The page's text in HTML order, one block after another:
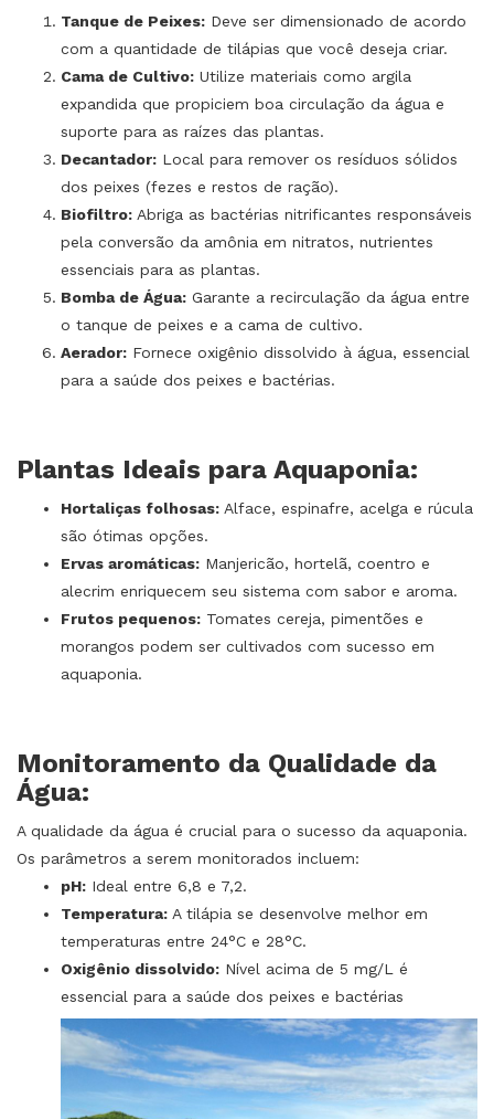
Tanque de Peixes: Deve ser dimensionado de acordo
com a quantidade de tilápias que você deseja criar.
Cama de Cultivo: Utilize materiais como argila
expandida que propiciem boa circulação da água e
suporte para as raízes das plantas.
Decantador: Local para remover os resíduos sólidos
dos peixes (fezes e restos de ração).
Biofiltro: Abriga as bactérias nitrificantes responsáveis
pela conversão da amônia em nitratos, nutrientes
essenciais para as plantas.
Bomba de Água: Garante a recirculação da água entre
o tanque de peixes e a cama de cultivo.
Aerador: Fornece oxigênio dissolvido à água, essencial
para a saúde dos peixes e bactérias.
Plantas Ideais para Aquaponia:
Hortaliças folhosas: Alface, espinafre, acelga e rúcula
são ótimas opções.
Ervas aromáticas: Manjericão, hortelã, coentro e
alecrim enriquecem seu sistema com sabor e aroma.
Frutos pequenos: Tomates cereja, pimentões e
morangos podem ser cultivados com sucesso em
aquaponia.
Monitoramento da Qualidade da
Água:
A qualidade da água é crucial para o sucesso da aquaponia.
Os parâmetros a serem monitorados incluem:
pH: Ideal entre 6,8 e 7,2.
Temperatura: A tilápia se desenvolve melhor em
temperaturas entre 24°C e 28°C.
Oxigênio dissolvido: Nível acima de 5 mg/L é
essencial para a saúde dos peixes e bactérias